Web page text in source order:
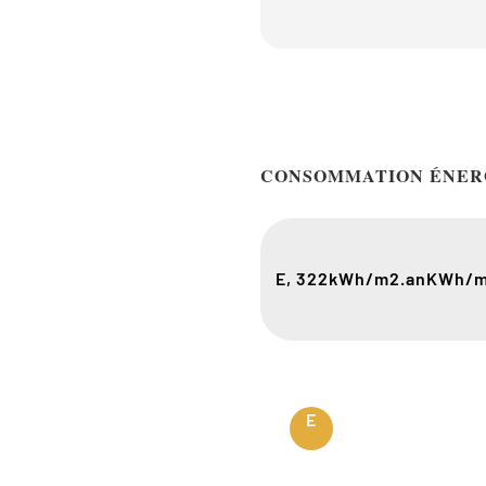
CONSOMMATION
E, 322kWh/m2.anKWh/
E